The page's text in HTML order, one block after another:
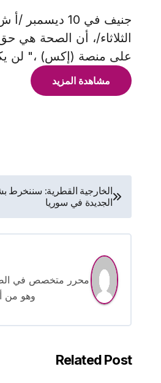
جنيف في 10
الثلاثاء/، أن الصحة
على منصة (إكس) ،" لن
مشاهدة المزيد
تصفّح
المقالات
الخارجية القطرية: سننخرط
الجديدة في سوريا
وهو من
Related Post